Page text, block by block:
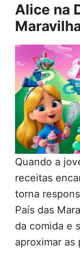
Alice na
Quando a
receitas
torna
País das
da comida e
aproximar as